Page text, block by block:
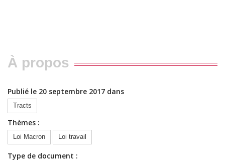
À propos
Publié le 20 septembre 2017 dans
Tracts
Thèmes :
Loi Macron Loi travail
Type de document :